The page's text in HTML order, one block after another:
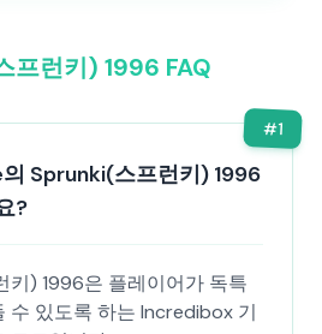
프런키) 1996 FAQ
#1
Sprunki(스프런키) 1996
?
키) 1996은 플레이어가 독특
수 있도록 하는 Incredibox 기